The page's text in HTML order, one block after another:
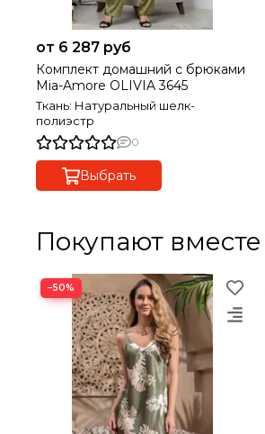
от 6 287 руб
Комплект домашний с брюками
Mia-Amore OLIVIA 3645
Ткань: Натуральный шелк-
полиэстр
0
Выбрать
Покупают вместе
−50%